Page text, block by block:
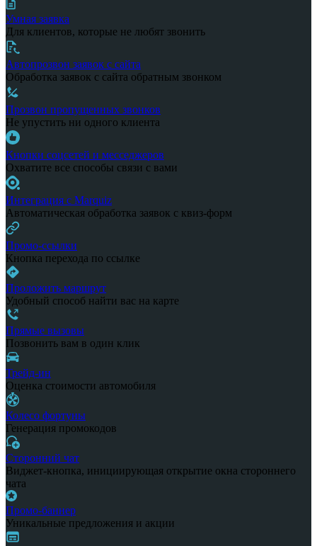
Умная заявка
Для клиентов, которые не любят звонить
Автопрозвон заявок с сайта
Обработка заявок с сайта обратным звонком
Прозвон пропущенных звонков
Не упустить ни одного клиента
Кнопки соцсетей и месседжеров
Охватите все способы связи с вами
Интеграция с Marquiz
Автоматическая обработка заявок с квиз-форм
Промо-ссылки
Кнопка перехода по ссылке
Проложить маршрут
Удобный способ найти вас на карте
Прямые вызовы
Позвонить вам в один клик
Трейд-ин
Оценка стоимости автомобиля
Колесо фортуны
Генерация промокодов
Сторонний чат
Виджет-кнопка, инициирующая открытие окна стороннего
чата
Промо-баннер
Уникальные предложения и акции